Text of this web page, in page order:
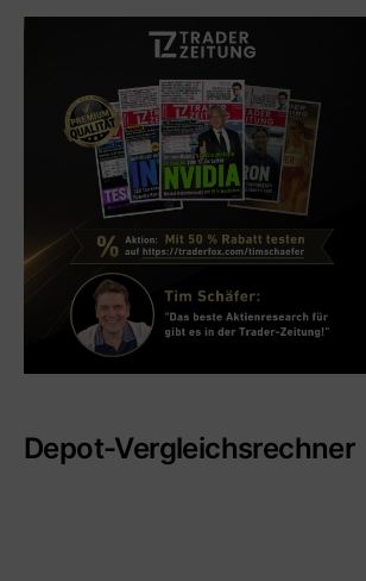
Depot-Vergleichsrechner